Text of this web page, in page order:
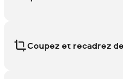
Coupez et recadrez